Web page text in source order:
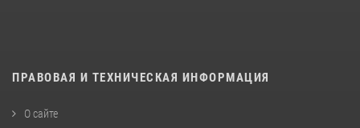
ПРАВОВАЯ И ТЕХНИЧЕСКАЯ ИНФОРМАЦИЯ
О сайте